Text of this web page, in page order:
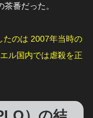
番だった。
たのは 2007年当時の
ル国内では虐殺を正